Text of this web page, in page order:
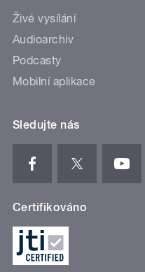
Živé vysílání
Audioarchiv
Podcasty
Mobilní aplikace
Sledujte nás
Certifikováno